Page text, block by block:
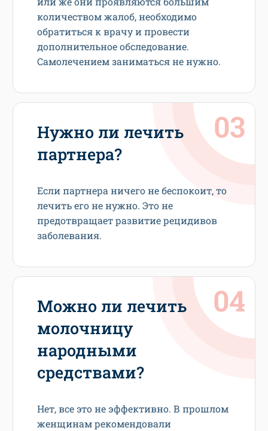
количеством жалоб, необходимо
обратиться к врачу и провести
дополнительное обследование.
Самолечением заниматься не нужно.
Нужно ли лечить
партнера?
Если партнера ничего не беспокоит, то
лечить его не нужно. Это не
предотвращает развитие рецидивов
заболевания.
Можно ли лечить
молочницу
народными
средствами?
Нет, все это не эффективно. В прошлом
женщинам рекомендовали